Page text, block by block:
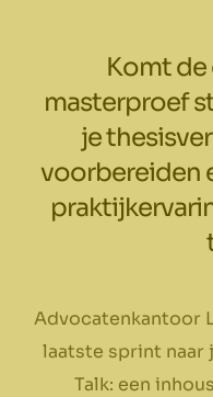
Komt de
masterproef
je
voorbereiden
Advocatenkantoor
laatste sprint naar
Talk: een